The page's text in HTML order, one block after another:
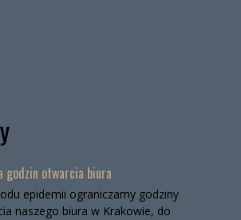
godzin otwarcia biura
epidemii ograniczamy godziny
naszego biura w Krakowie, do